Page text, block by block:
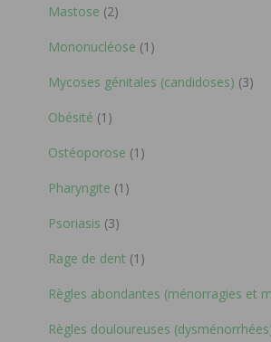
Mastose (2)
Mononucléose (1)
Mycoses génitales (candidoses) (3)
Obésité (1)
Ostéoporose (1)
Pharyngite (1)
Psoriasis (3)
Rage de dent (1)
Règles abondantes (ménorragies et
Règles douloureuses